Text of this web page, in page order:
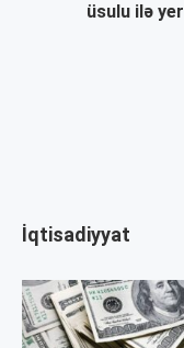
üsulu ilə
İqtisadiyyat